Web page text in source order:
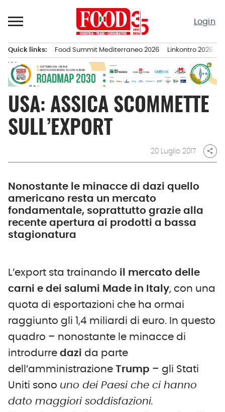
al
Login
principale
Quick links: Food Summit Mediterraneo 2026 Linkontro 2026
USA: ASSICA SCOMMETTE
SULL’EXPORT
20 Luglio 2017 share
Nonostante le minacce di dazi quello
americano resta un mercato
fondamentale, soprattutto grazie alla
recente apertura ai prodotti a bassa
stagionatura
L’export sta trainando il mercato delle
carni e dei salumi Made in Italy, con una
quota di esportazioni che ha ormai
raggiunto gli 1,4 miliardi di euro. In questo
quadro – nonostante le minacce di
introdurre dazi da parte
dell’amministrazione Trump – gli Stati
Uniti sono uno dei Paesi che ci hanno
dato maggiori soddisfazioni.